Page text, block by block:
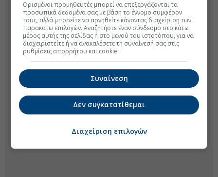
Ορισμένοι προμηθευτές μπορεί να επεξεργάζονται τα
προσωπικά δεδομένα σας με βάση το έννομο συμφέρον
τους, αλλά μπορείτε να αρνηθείτε κάνοντας διαχείριση των
παρακάτω επιλογών. Αναζητήστε έναν σύνδεσμο στο κάτω
μέρος αυτής της σελίδας ή στο μενού του ιστοτόπου, για να
διαχειριστείτε ή να ανακαλέσετε τη συναίνεσή σας στις
ρυθμίσεις απορρήτου και cookie.
Συναίνεση
Δεν συγκατατίθεμαι
Διαχείριση επιλογών